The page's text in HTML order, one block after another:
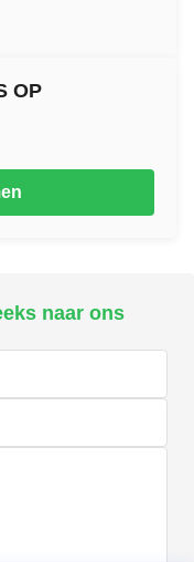
OP
naar ons